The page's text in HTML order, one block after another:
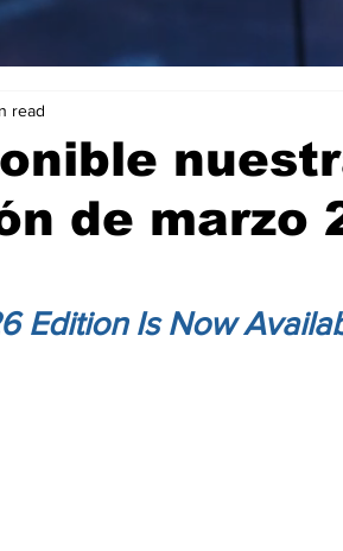
de marzo
read
Edition Is Now